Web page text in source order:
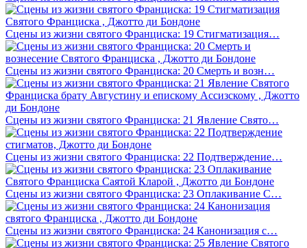
Сцены из жизни святого Франциска: 19 Стигматизация…
Сцены из жизни святого Франциска: 20 Смерть и возн…
Сцены из жизни святого Франциска: 21 Явление Свято…
Сцены из жизни святого Франциска: 22 Подтверждение…
Сцены из жизни святого Франциска: 23 Оплакивание С…
Сцены из жизни святого Франциска: 24 Канонизация с…